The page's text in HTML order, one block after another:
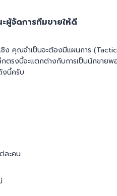
ผู้จัดการทีมขายให้ดี
ง คุณจำเป็นจะต้องมีแผนการ
กตรงนี้จะแตกต่างกับการเป็นนักขา
งนี้ครับ
ละคน